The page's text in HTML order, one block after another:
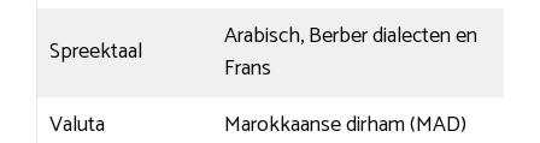
Spreektaal
Arabisch, Berber dialecten en
Frans
Valuta
Marokkaanse dirham (MAD)